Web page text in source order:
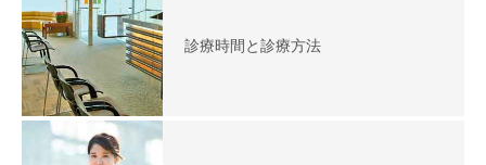
診療時間と診療方法